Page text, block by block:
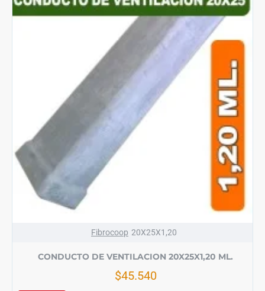
Fibrocoop 20X25X1,20
CONDUCTO DE VENTILACION 20X25X1,20 ML.
$45.540